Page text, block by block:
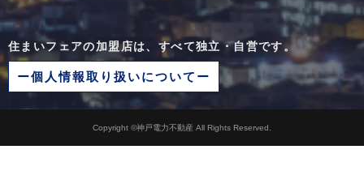
住まいフェアの加盟店は、すべて独立・自営です。
ー個人情報取り扱いについてー
Copyright ©神戸電力不動産 All Rights Reserved.